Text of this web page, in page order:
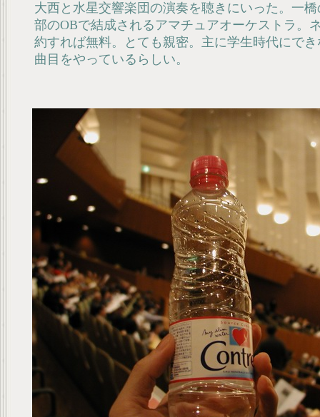
大西と水星交響楽団の演奏を聴きにいった。一
部のOBで結成されるアマチュアオーケストラ。
約すれば無料。とても親密。主に学生時代にで
曲目をやっているらしい。